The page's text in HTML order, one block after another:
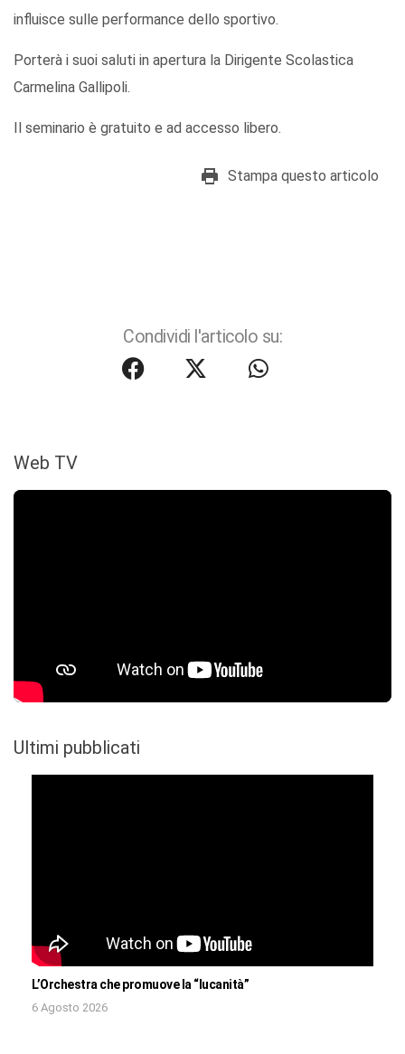
influisce sulle performance dello sportivo.
Porterà i suoi saluti in apertura la Dirigente Scolastica
Carmelina Gallipoli.
Il seminario è gratuito e ad accesso libero.
Stampa questo articolo
Condividi l'articolo su:
Web TV
Ultimi pubblicati
L’Orchestra che promuove la “lucanità”
6 Agosto 2026